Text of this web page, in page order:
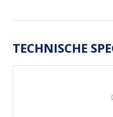
TECHNISCHE